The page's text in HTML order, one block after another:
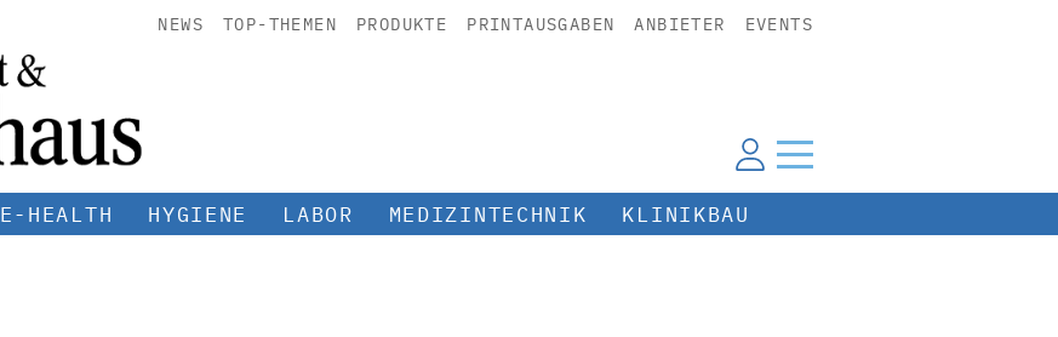
NEWS TOP-THEMEN PRODUKTE PRINTAUSGABEN ANBIETER EVENTS
E-HEALTH HYGIENE LABOR MEDIZINTECHNIK KLINIKBAU